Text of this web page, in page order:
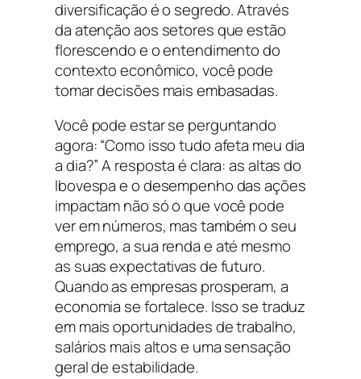
diversificação é o segredo. Através
da atenção aos setores que estão
florescendo e o entendimento do
contexto econômico, você pode
tomar decisões mais embasadas.
Você pode estar se perguntando
agora: “Como isso tudo afeta meu dia
a dia?” A resposta é clara: as altas do
Ibovespa e o desempenho das ações
impactam não só o que você pode
ver em números, mas também o seu
emprego, a sua renda e até mesmo
as suas expectativas de futuro.
Quando as empresas prosperam, a
economia se fortalece. Isso se traduz
em mais oportunidades de trabalho,
salários mais altos e uma sensação
geral de estabilidade.